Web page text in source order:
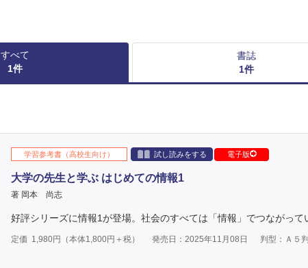
すべて
1件
書誌
1件
学習参考書（高校生向け） 試し読みをする 電子版
大学の先生と学ぶ はじめての情報1
著 岡本 尚志
好評シリーズに情報1が登場。社会のすべては「情報」でつながって
定価 1,980円（本体1,800円＋税） 発売日：2025年11月08日 判型：Ａ５判